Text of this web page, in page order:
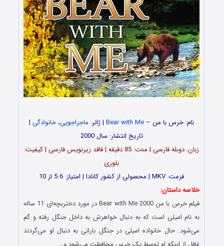
نام: خرس با من – Bear with Me | ژانر: ماجراجویی، خانوادگی |
تاریخ انتشار: سال 2000
زبان: دوبله فارسی | مدت: 85 دقیقه | فاقد زیرنویس فارسی | کیفیت:
بلوری
فرمت: MKV | محصولی از کشور کانادا | امتیاز: 5.6 از 10
خلاصه داستان:
فیلم خرس با من Bear with Me 2000 در مورد دختربچه‌ای 11 ساله
به نام امیلی است که به دنبال خواهرش به داخل جنگل رفته و گم
می‌شود. حال خانواده امیلی در جنگل بارانی به دنبال او می‌گردند